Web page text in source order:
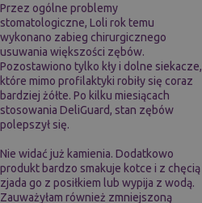
Przez ogólne problemy
stomatologiczne, Loli rok temu
wykonano zabieg chirurgicznego
usuwania większości zębów.
Pozostawiono tylko kły i dolne siekacze,
które mimo profilaktyki robiły się coraz
bardziej żółte. Po kilku miesiącach
stosowania DeliGuard, stan zębów
polepszył się.
Nie widać już kamienia. Dodatkowo
produkt bardzo smakuje kotce i z chęcią
zjada go z posiłkiem lub wypija z wodą.
Zauważyłam również zmniejszoną